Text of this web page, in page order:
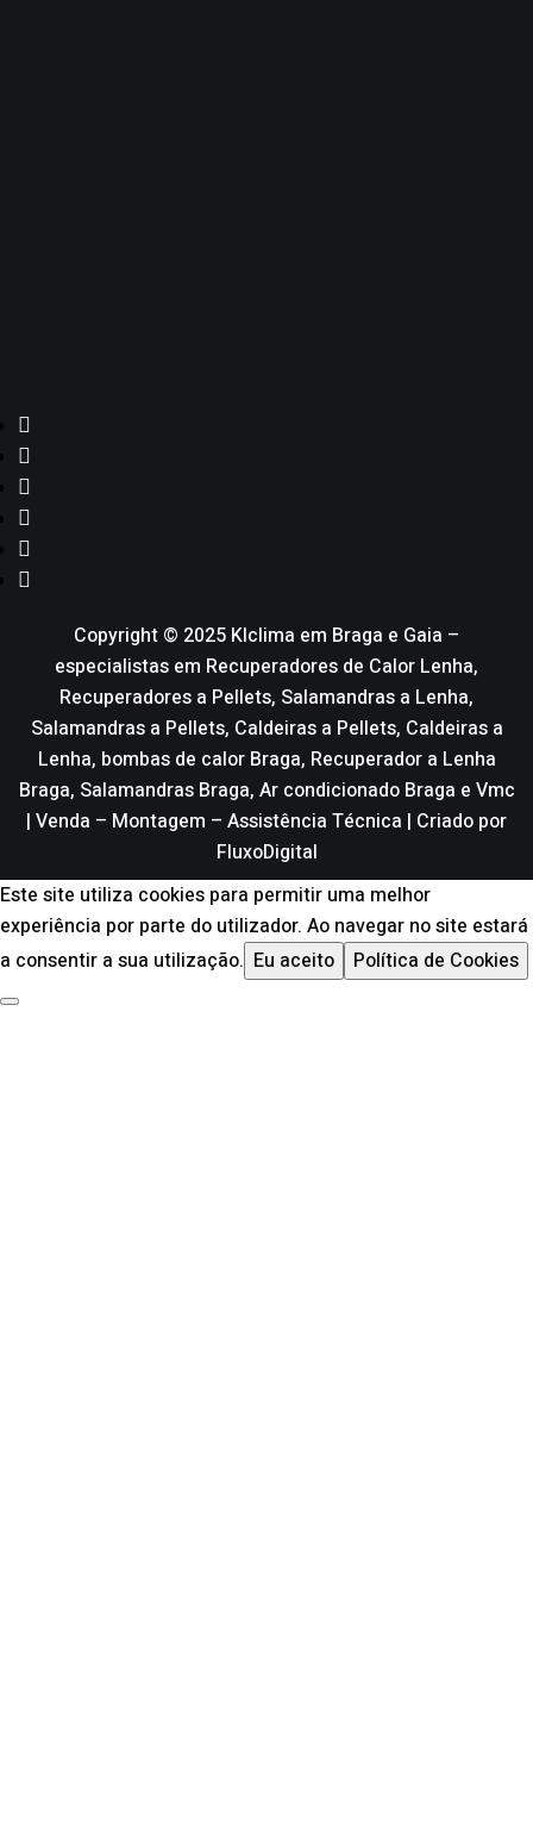
Copyright © 2025 Klclima em Braga e Gaia –
especialistas em Recuperadores de Calor Lenha,
Recuperadores a Pellets, Salamandras a Lenha,
Salamandras a Pellets, Caldeiras a Pellets, Caldeiras a
Lenha, bombas de calor Braga, Recuperador a Lenha
Braga, Salamandras Braga, Ar condicionado Braga e Vmc
| Venda – Montagem – Assistência Técnica | Criado por
FluxoDigital
Este site utiliza cookies para permitir uma melhor
experiência por parte do utilizador. Ao navegar no site estará
a consentir a sua utilização. Eu aceito Política de Cookies